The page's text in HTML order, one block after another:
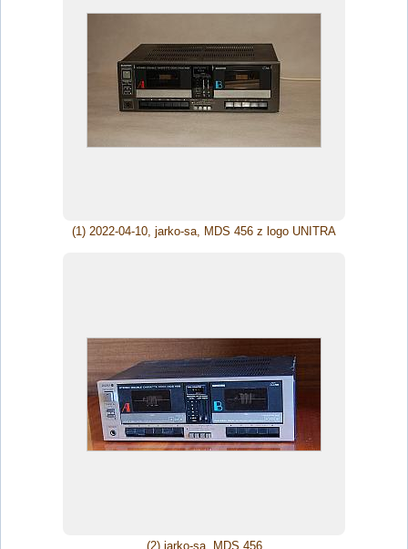
(1) 2022-04-10, jarko-sa, MDS 456 z logo UNITRA
(2) jarko-sa, MDS 456